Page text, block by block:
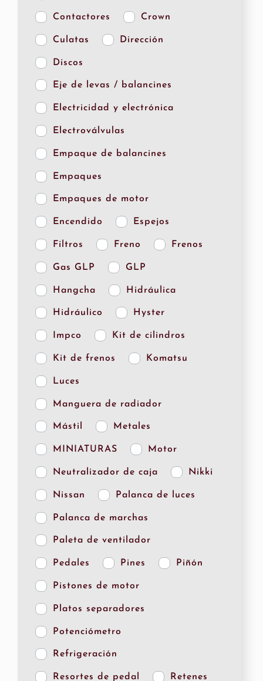
Contactores Crown
Culatas Dirección
Discos
Eje de levas / balancines
Electricidad y electrónica
Electroválvulas
Empaque de balancines
Empaques
Empaques de motor
Encendido Espejos
Filtros Freno Frenos
Gas GLP GLP
Hangcha Hidráulica
Hidráulico Hyster
Impco Kit de cilindros
Kit de frenos Komatsu
Luces
Manguera de radiador
Mástil Metales
MINIATURAS Motor
Neutralizador de caja Nikki
Nissan Palanca de luces
Palanca de marchas
Paleta de ventilador
Pedales Pines Piñón
Pistones de motor
Platos separadores
Potenciómetro
Refrigeración
Resortes de pedal Retenes